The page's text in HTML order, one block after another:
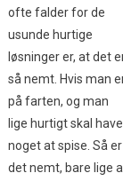
ofte falder for de
usunde hurtige
løsninger er, at det
så nemt. Hvis man
på farten, og man
lige hurtigt skal have
noget at spise. Så er
det nemt, bare lige